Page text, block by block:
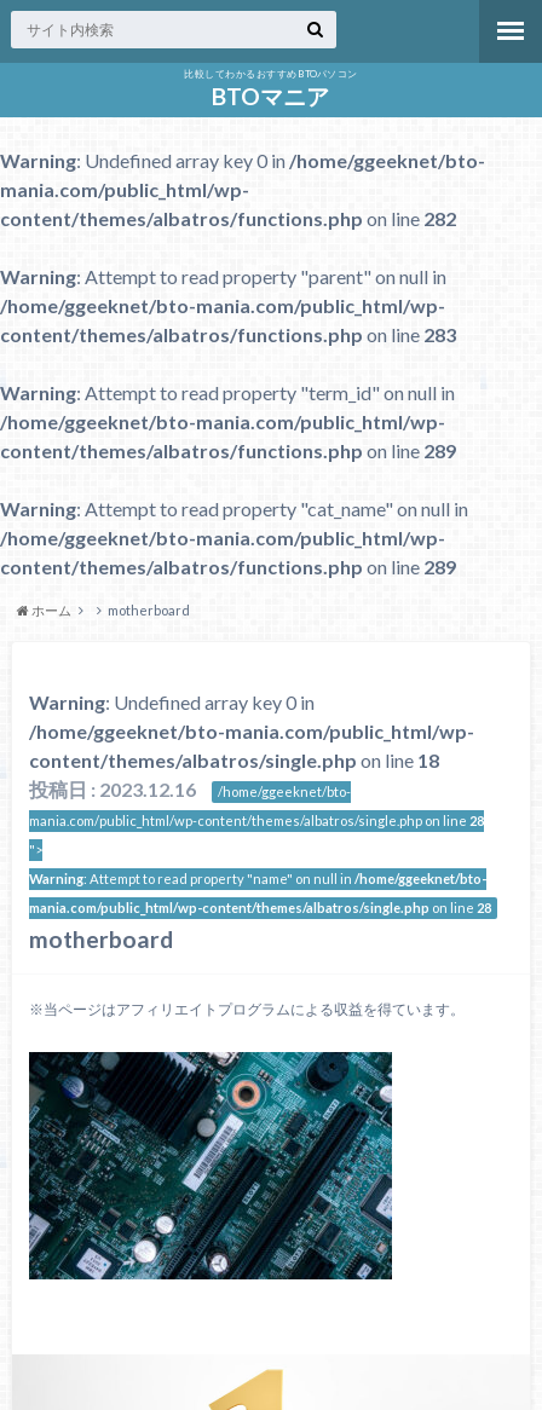
比較してわかるおすすめBTOパソコン
BTOマニア
Warning: Undefined array key 0 in/home/ggeeknet/bto-
mania.com/public_html/wp-
content/themes/albatros/functions.php on line 282
Warning: Attempt to read property "parent" on null in
/home/ggeeknet/bto-mania.com/public_html/wp-
content/themes/albatros/functions.php on line 283
Warning: Attempt to read property "term_id" on null in
/home/ggeeknet/bto-mania.com/public_html/wp-
content/themes/albatros/functions.php on line 289
Warning: Attempt to read property "cat_name" on null in
/home/ggeeknet/bto-mania.com/public_html/wp-
content/themes/albatros/functions.php on line 289
ホーム motherboard
Warning: Undefined array key 0 in
/home/ggeeknet/bto-mania.com/public_html/wp-
content/themes/albatros/single.php on line 18
投稿日 : 2023.12.16
/home/ggeeknet/bto-
mania.com/public_html/wp-content/themes/albatros/single.php on line 28
">
Warning: Attempt to read property "name" on null in/home/ggeeknet/bto-
mania.com/public_html/wp-content/themes/albatros/single.php on line 28
motherboard
※当ページはアフィリエイトプログラムによる収益を得ています。